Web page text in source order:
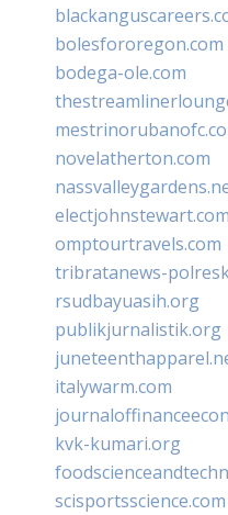
bolesfororegon.com
bodega-ole.com
novelatherton.com
electjohnstewart.com
omptourtravels.com
tribratanews-
rsudbayuasih.org
publikjurnalistik.org
italywarm.com
kvk-kumari.org
scisportsscience.com